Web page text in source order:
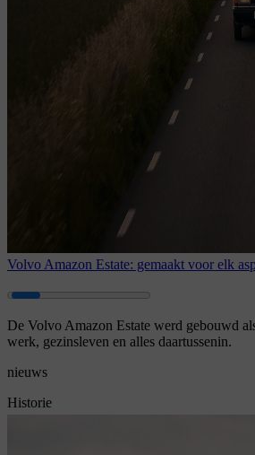
Volvo Amazon Estate: gemaakt voor elk
De Volvo Amazon Estate werd gebouwd
werk, gezinsleven en alles daartussenin.
nieuws
Historie